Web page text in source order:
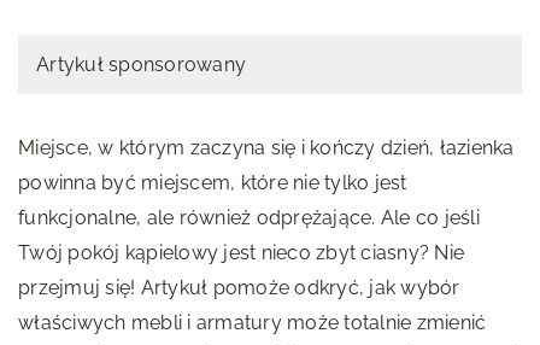
Artykuł sponsorowany
Miejsce, w którym zaczyna się i kończy dzień, łazienka
powinna być miejscem, które nie tylko jest
funkcjonalne, ale również odprężające. Ale co jeśli
Twój pokój kąpielowy jest nieco zbyt ciasny? Nie
przejmuj się! Artykuł pomoże odkryć, jak wybór
właściwych mebli i armatury może totalnie zmienić